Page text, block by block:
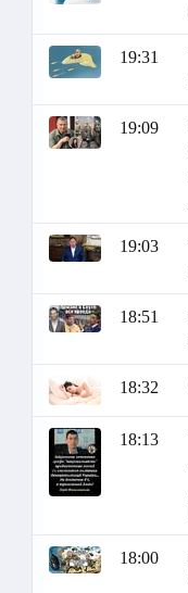
19:31
19:09
19:03
18:51
18:32
18:13
18:00